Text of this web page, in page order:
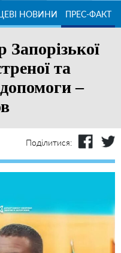
НОВИНИ ПРЕС-ФАКТ
та
–
Поділитися: